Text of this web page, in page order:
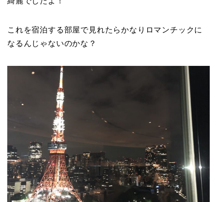
これを宿泊する部屋で見れたらかなりロマンチックに
なるんじゃないのかな？